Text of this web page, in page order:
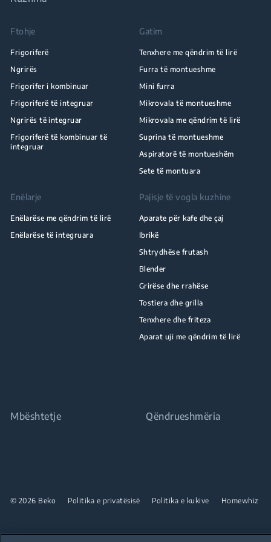
Ftohje
Frigoriferë
Ngrirës
Frigorifer i kombinuar
Frigoriferë të integruar
Ngrirës të integruar
Frigoriferë të kombinuar të
integruar
Gatim
Tenxhere me qëndrim të lirë
Furra të montueshme
Mini furra
Mikrovala të montueshme
Mikrovala me qëndrim të lirë
Suprina të montueshme
Aspiratorë të montueshëm
Sete të montuara
Enëlarje
Enëlarëse me qëndrim të lirë
Enëlarëse të integruara
Pajisje të vogla kuzhine
Aparate për kafe dhe çaj
Ibrikë
Shtrydhëse frutash
Blender
Grirëse dhe rrahëse
Tostiera dhe grilla
Tenxhere dhe friteza
Aparat uji me qëndrim të lirë
Mbështetje Qëndrueshmëria
© 2026 Beko Politika e privatësisë Politika e kukive Homewhiz